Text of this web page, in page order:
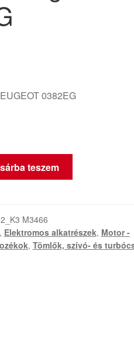
0382EG
teszem
M3466
, Elektromos alkatrészek, Motor -
, Tömlők, szívó- és